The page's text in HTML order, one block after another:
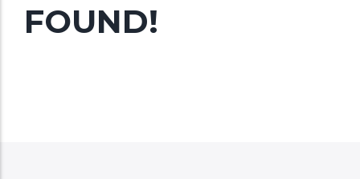
FOUND!